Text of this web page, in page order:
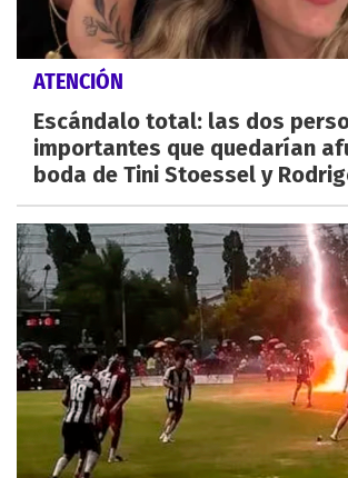
ATENCIÓN
Escándalo total: las dos
importantes que quedarían
boda de Tini Stoessel y